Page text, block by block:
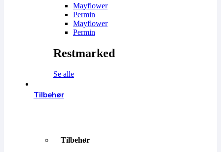
Mayflower
Permin
Mayflower
Permin
Restmarked
Se alle
Tilbehør
Tilbehør